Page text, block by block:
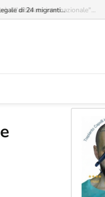
all'arbitrato internazionale"...